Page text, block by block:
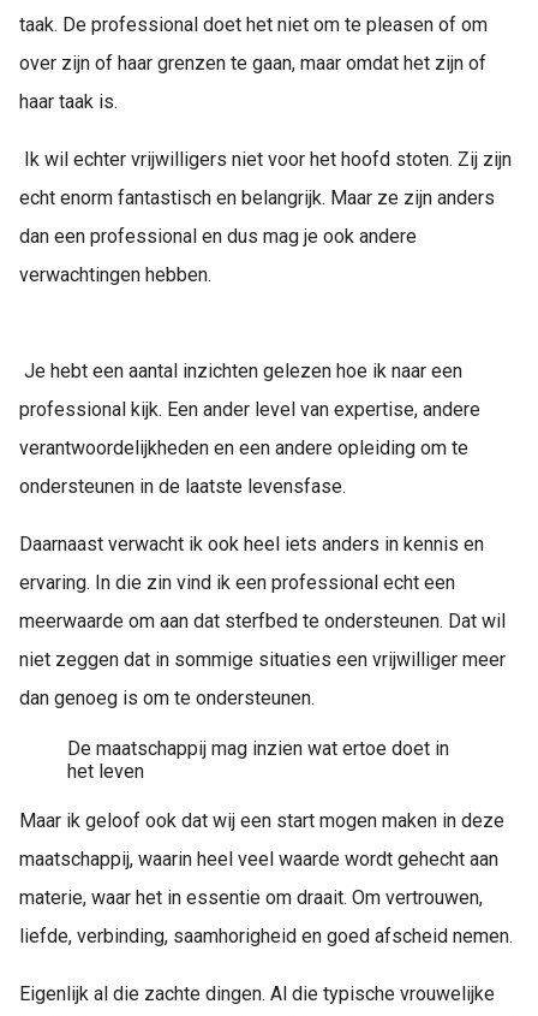
taak. De professional doet het niet om te pleasen of om
over zijn of haar grenzen te gaan, maar omdat het zijn of
haar taak is.
Ik wil echter vrijwilligers niet voor het hoofd stoten. Zij zijn
echt enorm fantastisch en belangrijk. Maar ze zijn anders
dan een professional en dus mag je ook andere
verwachtingen hebben.
Je hebt een aantal inzichten gelezen hoe ik naar een
professional kijk. Een ander level van expertise, andere
verantwoordelijkheden en een andere opleiding om te
ondersteunen in de laatste levensfase.
Daarnaast verwacht ik ook heel iets anders in kennis en
ervaring. In die zin vind ik een professional echt een
meerwaarde om aan dat sterfbed te ondersteunen. Dat wil
niet zeggen dat in sommige situaties een vrijwilliger meer
dan genoeg is om te ondersteunen.
De maatschappij mag inzien wat ertoe doet in
het leven
Maar ik geloof ook dat wij een start mogen maken in deze
maatschappij, waarin heel veel waarde wordt gehecht aan
materie, waar het in essentie om draait. Om vertrouwen,
liefde, verbinding, saamhorigheid en goed afscheid nemen.
Eigenlijk al die zachte dingen. Al die typische vrouwelijke